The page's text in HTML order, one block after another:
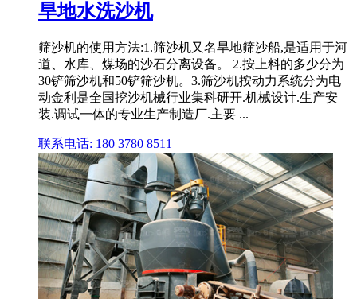
旱地水洗沙机
筛沙机的使用方法:1.筛沙机又名旱地筛沙船,是适用于河
道、水库、煤场的沙石分离设备。 2.按上料的多少分为
30铲筛沙机和50铲筛沙机。3.筛沙机按动力系统分为电
动金利是全国挖沙机械行业集科研开.机械设计.生产安
装.调试一体的专业生产制造厂.主要 ...
联系电话: 180 3780 8511